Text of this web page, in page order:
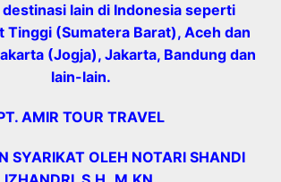
lain di Indonesia seperti
Tinggi (Sumatera Barat), Aceh dan
(Jogja), Jakarta, Bandung dan
lain-lain.
AMIR TOUR TRAVEL
SYARIKAT OLEH NOTARI SHANDI